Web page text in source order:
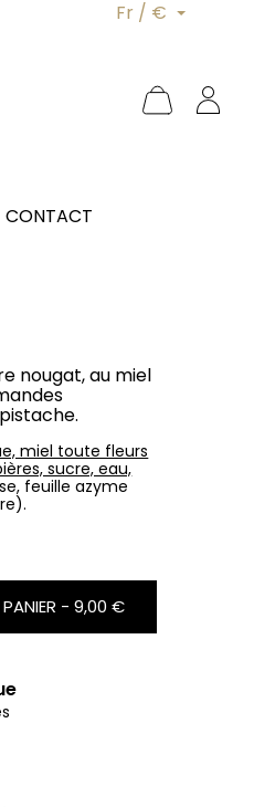
Fr / €
CONTACT
nougat, au miel
miel toute fleurs
sucre, eau,
feuille azyme
PANIER -9,00 €